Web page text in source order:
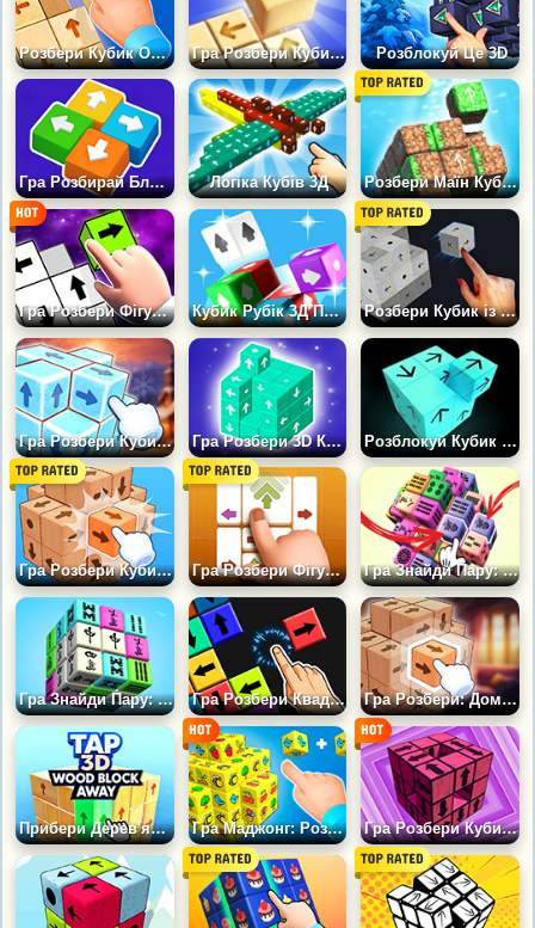
Розбери Кубик Оригінал Гра Розбери Кубик: Дерев'яний у 3Д Розблокуй Це 3D
Гра Розбирай Блоки: Логічна Головоломка Логіка Кубів 3Д Розбери Маїн Кубик
Гра Розбери Фігурку: АСМР Головоломка Кубик Рубік 3Д Пазл Розбери Кубик із Блоків
Гра Розбери Кубик: Новий Рік Гра Розбери 3D Кубики: Оригінал Розблокуй Кубик 3Д
Гра Розбери Кубик: Літо Гра Розбери Фігуру: Збери Колекцію Гра Знайди Пару: Кубики Маджонг
Гра Знайди Пару: Розбери Кубик Гра Розбери Квадрат: Дізнайся Свій IQ Гра Розбери: Домашній Кубик у 3Д
Прибери Дерев'яні Блоки 3D Гра Маджонг: Розбери Кубик 3D Гра Розбери Кубики: 3Д Головоломка